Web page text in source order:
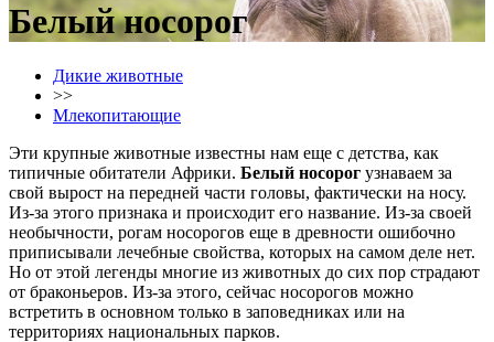
Белый носорог
Дикие животные
>>
Млекопитающие
Эти крупные животные известны нам еще с детства, как
типичные обитатели Африки. Белый носорог узнаваем за
свой вырост на передней части головы, фактически на носу.
Из-за этого признака и происходит его название. Из-за своей
необычности, рогам носорогов еще в древности ошибочно
приписывали лечебные свойства, которых на самом деле нет.
Но от этой легенды многие из животных до сих пор страдают
от браконьеров. Из-за этого, сейчас носорогов можно
встретить в основном только в заповедниках или на
территориях национальных парков.